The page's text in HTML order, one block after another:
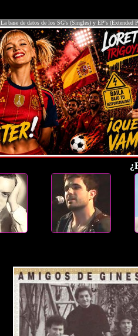
La base de datos de los SG's (Singles) y EP's (Extended